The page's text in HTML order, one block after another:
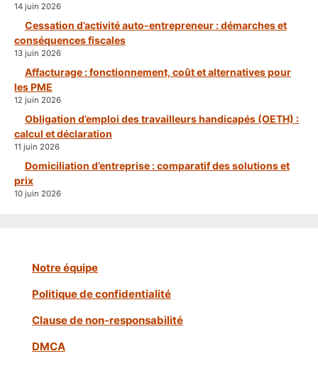
14 juin 2026
Cessation d’activité auto-entrepreneur : démarches et
conséquences fiscales
13 juin 2026
Affacturage : fonctionnement, coût et alternatives pour
les PME
12 juin 2026
Obligation d’emploi des travailleurs handicapés (OETH) :
calcul et déclaration
11 juin 2026
Domiciliation d’entreprise : comparatif des solutions et
prix
10 juin 2026
Notre équipe
Politique de confidentialité
Clause de non-responsabilité
DMCA